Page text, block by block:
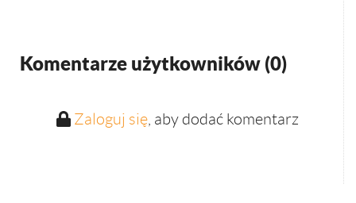
Komentarze użytkowników (0)
Zaloguj się, aby dodać komentarz